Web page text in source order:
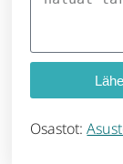
Osastot: